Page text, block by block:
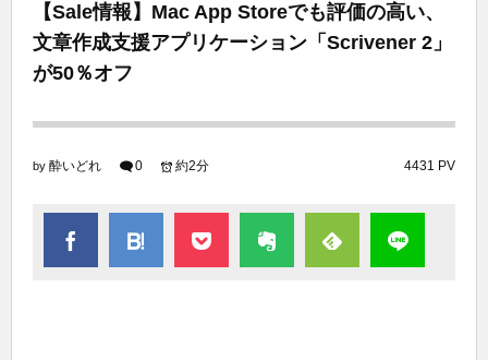
【Sale情報】Mac App Storeでも評価の高い、
文章作成支援アプリケーション「Scrivener 2」
が50％オフ
by 酔いどれ 0 4431 PV
約2分